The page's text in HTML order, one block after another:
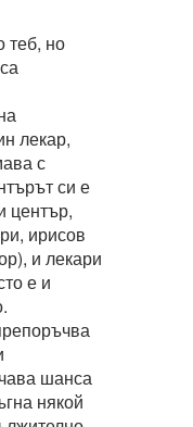
теб, но
лекар,
с
си е
център,
ирисов
и лекари
е и
шанса
някой